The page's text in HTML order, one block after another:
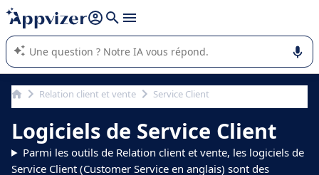
répondre (plusieurs lignes avec
L'IA de Appvizer vous guide dans l'utilisation ou la sélection de
logiciel SaaS en entreprise.
Relation client et vente Service Client
Logiciels de Service Client
Parmi les outils de Relation client et vente, les logiciels de
Service Client (Customer Service en anglais) sont des